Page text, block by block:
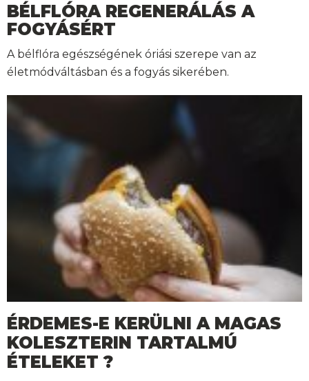
BÉLFLÓRA REGENERÁLÁS A
FOGYÁSÉRT
A bélflóra egészségének óriási szerepe van az
életmódváltásban és a fogyás sikerében.
ÉRDEMES-E KERÜLNI A MAGAS
KOLESZTERIN TARTALMÚ
ÉTELEKET ?